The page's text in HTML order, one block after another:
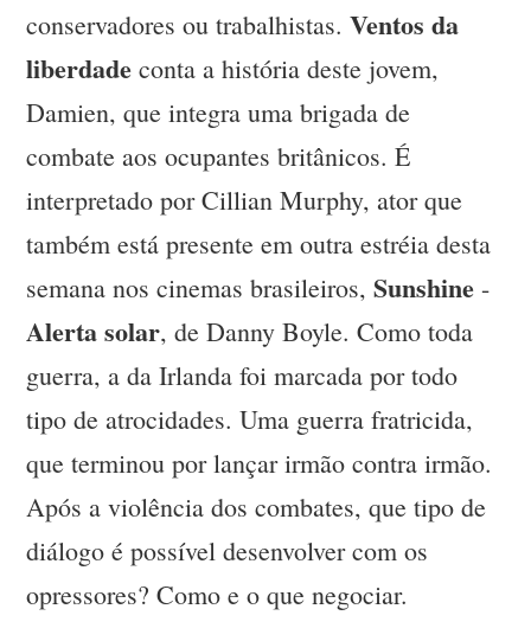
conservadores ou trabalhistas.Ventos da
liberdade conta a história deste jovem,
Damien, que integra uma brigada de
combate aos ocupantes britânicos. É
interpretado por Cillian Murphy, ator que
também está presente em outra estréia desta
semana nos cinemas brasileiros,Sunshine -
Alerta solar, de Danny Boyle. Como toda
guerra, a da Irlanda foi marcada por todo
tipo de atrocidades. Uma guerra fratricida,
que terminou por lançar irmão contra irmão.
Após a violência dos combates, que tipo de
diálogo é possível desenvolver com os
opressores? Como e o que negociar.